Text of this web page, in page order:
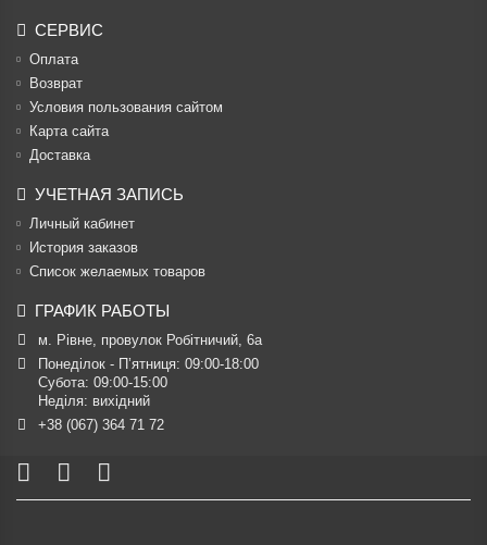
СЕРВИС
Оплата
Возврат
Условия пользования сайтом
Карта сайта
Доставка
УЧЕТНАЯ ЗАПИСЬ
Личный кабинет
История заказов
Список желаемых товаров
ГРАФИК РАБОТЫ
м. Рівне, провулок Робітничий, 6а
Понеділок - П’ятниця: 09:00-18:00
Субота: 09:00-15:00
Неділя: вихідний
+38 (067) 364 71 72